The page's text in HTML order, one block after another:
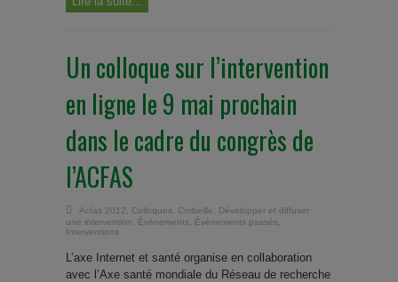
Un colloque sur l’intervention
en ligne le 9 mai prochain
dans le cadre du congrès de
l’ACFAS
Acfas 2012 Colloques Corbeille
Développer et diffuser
une intervention
Événements Évènements passés
Interventions
L’axe Internet et santé organise en collaboration
avec l’Axe santé mondiale du Réseau de recherche